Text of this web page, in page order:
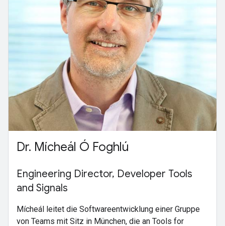
Dr. Mícheál Ó Foghlú
Engineering Director, Developer Tools
and Signals
Mícheál leitet die Softwareentwicklung einer Gruppe
von Teams mit Sitz in München, die an Tools for